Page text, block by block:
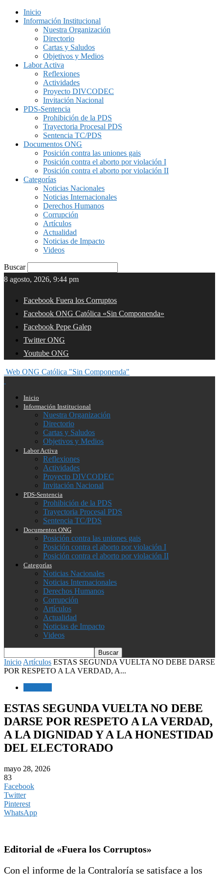
Inicio
Información Institucional
Nuestra Organización
Directorio
Cartas y Saludos
Objetivos y Medios
Labor Activa
Reflexiones
Actividades
Proyecto DIVCODEC
Invitación Nacional
PDS-Sentencia
Prohibición de la PDS
Trayectoria Procesal PDS
Sentencia TC/PDS
Documentos ONG
Posición contra las uniones gais
Posición contra el aborto por violación I
Posición contra el aborto por violación II
Categorías
Noticias Nacionales
Noticias Internacionales
Derechos Humanos
Corrupción
Artículos
Actualidad
Noticias de Impacto
Videos
Buscar
8 agosto, 2026, 9:44 pm
Facebook Fuera los Corruptos
Facebook ONG Católica «Sin Componenda»
Facebook Pepe Galep
Twitter ONG
Youtube ONG
Web ONG Católica "Sin Componenda"
Inicio
Información Institucional
Nuestra Organización
Directorio
Cartas y Saludos
Objetivos y Medios
Labor Activa
Reflexiones
Actividades
Proyecto DIVCODEC
Invitación Nacional
PDS-Sentencia
Prohibición de la PDS
Trayectoria Procesal PDS
Sentencia TC/PDS
Documentos ONG
Posición contra las uniones gais
Posición contra el aborto por violación I
Posición contra el aborto por violación II
Categorías
Noticias Nacionales
Noticias Internacionales
Derechos Humanos
Corrupción
Artículos
Actualidad
Noticias de Impacto
Videos
Inicio Artículos ESTAS SEGUNDA VUELTA NO DEBE DARSE
POR RESPETO A LA VERDAD, A...
ESTAS SEGUNDA VUELTA NO DEBE
DARSE POR RESPETO A LA VERDAD,
A LA DIGNIDAD Y A LA HONESTIDAD
DEL ELECTORADO
mayo 28, 2026
83
Facebook
Twitter
Pinterest
WhatsApp
Editorial de «Fuera los Corruptos»
Con el informe de la Contraloría se satisface a los